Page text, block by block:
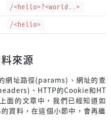
/<hello>?<world..>
/<hello>
來源
網址路徑(params)、網址的查
、HTTP的Cookie和HT
面的文章中，我們已經知道如
資料，在這個小節中，會再繼